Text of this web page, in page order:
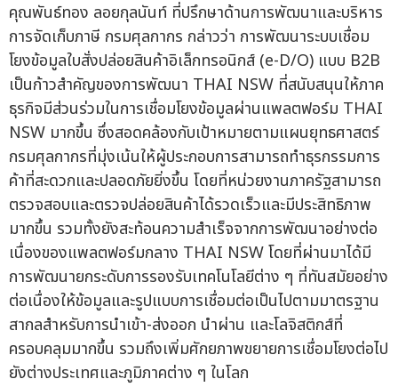
คุณพันธ์ทอง ลอยกุลนันท์ ที่ปรึกษาด้านการพัฒนาและบริหาร
การจัดเก็บภาษี กรมศุลกากร กล่าวว่า การพัฒนาระบบเชื่อม
โยงข้อมูลใบสั่งปล่อยสินค้าอิเล็กทรอนิกส์ (e-D/O) แบบ B2B
เป็นก้าวสำคัญของการพัฒนา THAI NSW ที่สนับสนุนให้ภาค
ธุรกิจมีส่วนร่วมในการเชื่อมโยงข้อมูลผ่านแพลตฟอร์ม THAI
NSW มากขึ้น ซึ่งสอดคล้องกับเป้าหมายตามแผนยุทธศาสตร์
กรมศุลกากรที่มุ่งเน้นให้ผู้ประกอบการสามารถทำธุรกรรมการ
ค้าที่สะดวกและปลอดภัยยิ่งขึ้น โดยที่หน่วยงานภาครัฐสามารถ
ตรวจสอบและตรวจปล่อยสินค้าได้รวดเร็วและมีประสิทธิภาพ
มากขึ้น รวมทั้งยังสะท้อนความสำเร็จจากการพัฒนาอย่างต่อ
เนื่องของแพลตฟอร์มกลาง THAI NSW โดยที่ผ่านมาได้มี
การพัฒนายกระดับการรองรับเทคโนโลยีต่าง ๆ ที่ทันสมัยอย่าง
ต่อเนื่องให้ข้อมูลและรูปแบบการเชื่อมต่อเป็นไปตามมาตรฐาน
สากลสำหรับการนำเข้า-ส่งออก นำผ่าน และโลจิสติกส์ที่
ครอบคลุมมากขึ้น รวมถึงเพิ่มศักยภาพขยายการเชื่อมโยงต่อไป
ยังต่างประเทศและภูมิภาคต่าง ๆ ในโลก